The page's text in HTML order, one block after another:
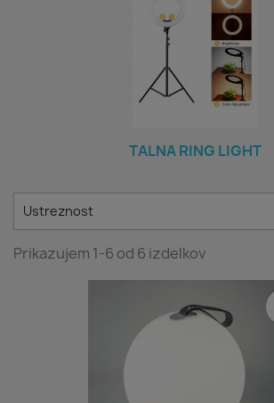
TALNA RING LIGHT
Ustreznost
Prikazujem 1-6 od 6 izdelkov